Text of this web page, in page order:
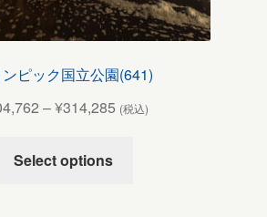
ピック国立公園(641)
–¥314,285 (税込)
Select options